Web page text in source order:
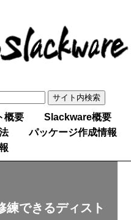
概要
Slackware概要
パッケージ作成情報
練できるディスト